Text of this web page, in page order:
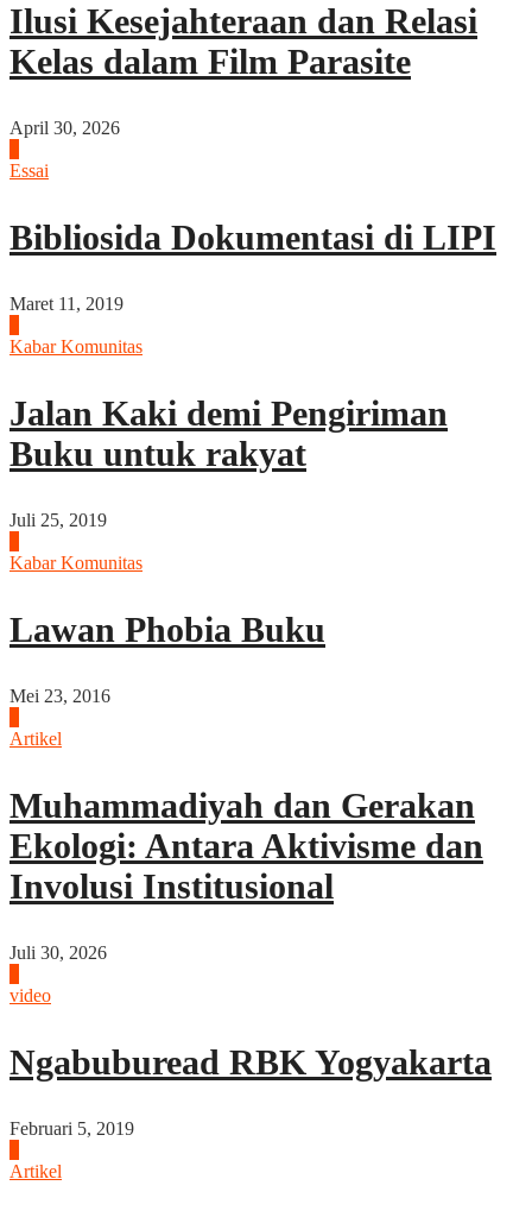
Ilusi Kesejahteraan dan Relasi
Kelas dalam Film Parasite
April 30, 2026
Essai
Bibliosida Dokumentasi di LIPI
Maret 11, 2019
Kabar Komunitas
Jalan Kaki demi Pengiriman
Buku untuk rakyat
Juli 25, 2019
Kabar Komunitas
Lawan Phobia Buku
Mei 23, 2016
Artikel
Muhammadiyah dan Gerakan
Ekologi: Antara Aktivisme dan
Involusi Institusional
Juli 30, 2026
video
Ngabuburead RBK Yogyakarta
Februari 5, 2019
Artikel